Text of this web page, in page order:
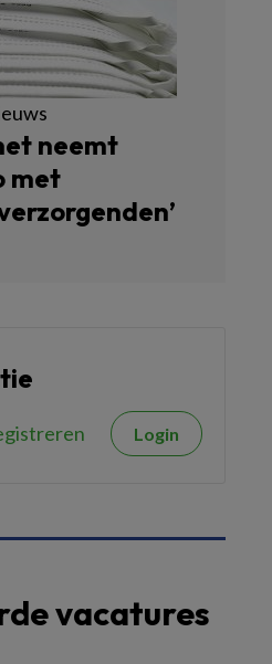
neemt
met
Login
vacatures